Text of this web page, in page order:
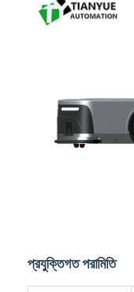
মান নিয়ন্ত্রণ
সব ক্ষেত্রেই
এজিভি স্বয়ংক্রিয়ভাবে
প্রযুক্তিগত পরামিতি